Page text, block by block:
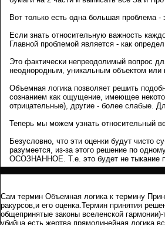
Вот только есть одна большая проблема -
Если знать относительную важность
Главной проблемой является - как
Это фактически непреодолимый вопрос
неоднородным, уникальным объектом или
Объемная логика позволяет решить
сознанием как ощущение, имеющее
отрицательные), другие - более слабые.
Теперь мы можем узнать относительный
Безусловно, что эти оценки будут чисто
разумеется, из-за этого решение по
ОСОЗНАННОЕ. Т.е. это будет не тыкание
Сам термин Объемная логика к термину
ракурсов,и его оценка.Термин принятия
общепринятые законы вселенской
убийца есть жертва,прямолинейная логика